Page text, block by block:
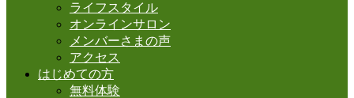
ライフスタイル
オンラインサロン
メンバーさまの声
アクセス
はじめての方
無料体験